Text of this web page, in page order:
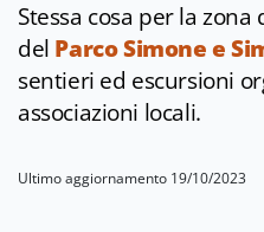
Stessa cosa per la zona
del Parco Simone e
sentieri ed escursioni
associazioni locali.
Ultimo aggiornamento 19/10/2023